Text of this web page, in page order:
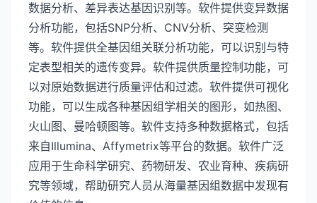
数据分析、差异表达基因识别等。软件提供变异数据
分析功能，包括SNP分析、CNV分析、突变检测
等。软件提供全基因组关联分析功能，可以识别与特
定表型相关的遗传变异。软件提供质量控制功能，可
以对原始数据进行质量评估和过滤。软件提供可视化
功能，可以生成各种基因组学相关的图形，如热图、
火山图、曼哈顿图等。软件支持多种数据格式，包括
来自Illumina、Affymetrix等平台的数据。软件广泛
应用于生命科学研究、药物研发、农业育种、疾病研
究等领域，帮助研究人员从海量基因组数据中发现有